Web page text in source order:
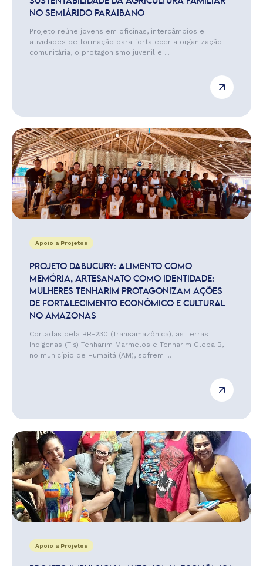
NO SEMIÁRIDO PARAIBANO
Projeto reúne jovens em oficinas, intercâmbios e
atividades de formação para fortalecer a organização
comunitária, o protagonismo juvenil e ...
Apoio a Projetos
PROJETO DABUCURY: ALIMENTO COMO
MEMÓRIA, ARTESANATO COMO IDENTIDADE:
MULHERES TENHARIM PROTAGONIZAM AÇÕES
DE FORTALECIMENTO ECONÔMICO E CULTURAL
NO AMAZONAS
Cortadas pela BR-230 (Transamazônica), as Terras
Indígenas (TIs) Tenharim Marmelos e Tenharim Gleba B,
no município de Humaitá (AM), sofrem ...
Apoio a Projetos